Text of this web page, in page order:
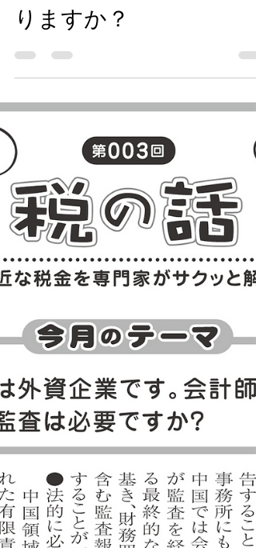
本で日本円を引き出した
いのですが、注意点はあ